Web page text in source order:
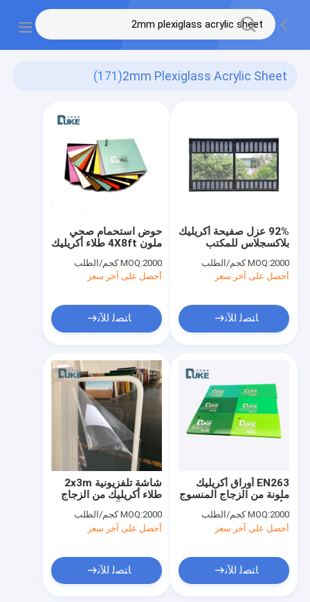
2mm Plexiglass Acrylic Sheet
(171)
حوض استحمام صحي
ملون 4X8ft طلاء أكريليك
MOQ:2000 كجم/الطلب
أحصل على آخر سعر
ﺎﺘﺼﻟ ﺍﻶﻧ
92% عزل صفيحة أكريليك
بلاكسجلاس للمكتب
MOQ:2000 كجم/الطلب
أحصل على آخر سعر
ﺎﺘﺼﻟ ﺍﻶﻧ
شاشة تلفزيونية 2x3m
طلاء أكريليك من الزجاج
MOQ:2000 كجم/الطلب
أحصل على آخر سعر
ﺎﺘﺼﻟ ﺍﻶﻧ
EN263 أوراق أكريليك
ملونة من الزجاج المنسوج
MOQ:2000 كجم/الطلب
أحصل على آخر سعر
ﺎﺘﺼﻟ ﺍﻶﻧ